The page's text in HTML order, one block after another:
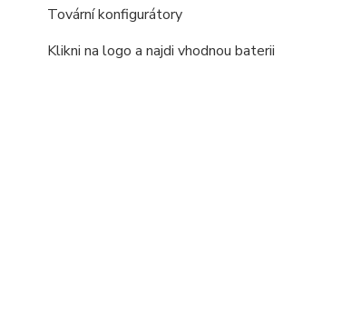
Tovární konfigurátory
Klikni na logo a najdi vhodnou baterii